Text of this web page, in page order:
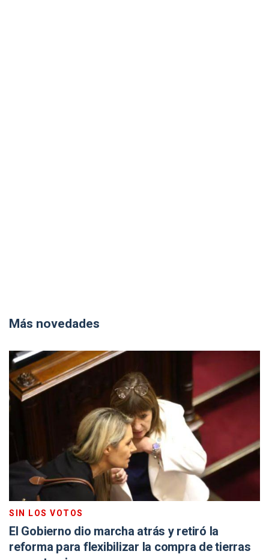
Más novedades
SIN LOS VOTOS
El Gobierno dio marcha atrás y retiró la
reforma para flexibilizar la compra de tierras